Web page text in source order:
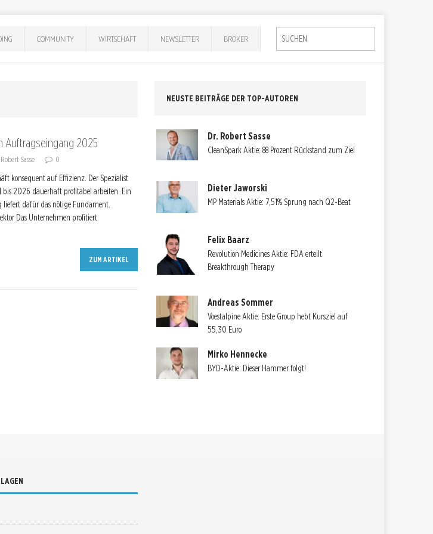
COMMUNITY WIRTSCHAFT NEWSLETTER BROKER
Auftragseingang 2025
Sasse 0
konsequent auf Effizienz. Der Spezialist
2026 dauerhaft profitabel arbeiten. Ein
liefert dafür das nötige Fundament.
Das Unternehmen profitiert
ZUM ARTIKEL
NEUSTE BEITRÄGE DER TOP-AUTOREN
Dr. Robert Sasse
CleanSpark Aktie: 88 Prozent Rückstand zum Ziel
Dieter Jaworski
MP Materials Aktie: 7,51% Sprung nach Q2-Beat
Felix Baarz
Revolution Medicines Aktie: FDA erteilt
Breakthrough Therapy
Andreas Sommer
Voestalpine Aktie: Erste Group hebt Kursziel auf
55,30 Euro
Mirko Hennecke
BYD-Aktie: Dieser Hammer folgt!